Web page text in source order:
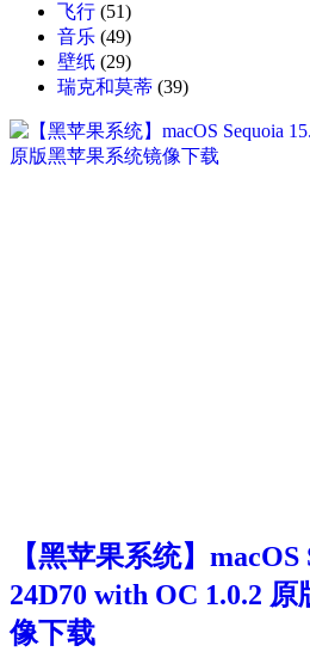
飞行 (51)
音乐 (49)
壁纸 (29)
瑞克和莫蒂 (39)
【黑苹果系统】macOS
24D70 with OC 1.0.2
像下载